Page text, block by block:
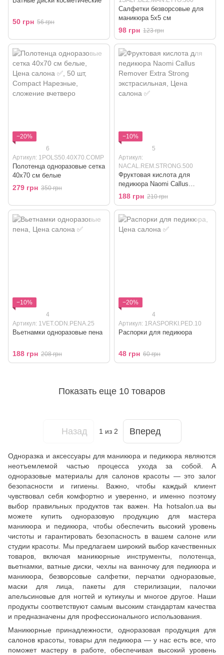
50 грн 56 грн
Салфетки безворсовые для
маникюра 5x5 см
98 грн 123 грн
−20%
6
Артикул: 1POLS50.40X70.COMP
Полотенца одноразовые сетка
40x70 см белые
279 грн 350 грн
−10%
5
Артикул:
NACAL.REM.STRONG.500
Фруктовая кислота для
педикюра Naomi Callus
Remover Extra Strong
экстрасильная
188 грн 210 грн
−10%
4
Артикул: 1VET.ODN.PENA.25
Вьетнамки одноразовые пена
188 грн 208 грн
−20%
4
Артикул: 1RASPORKI.PED.10
Распорки для педикюра
48 грн 60 грн
Показать еще 10 товаров
Назад 1 из 2 Вперед
Одноразка и аксессуары для маникюра и педикюра являются
неотъемлемой частью процесса ухода за собой. А
одноразовые материалы для салонов красоты — это залог
безопасности и гигиены. Важно, чтобы каждый клиент
чувствовал себя комфортно и уверенно, и именно поэтому
выбор правильных продуктов так важен. На hotsalon.ua вы
можете купить одноразовую продукцию для мастера
маникюра и педикюра, чтобы обеспечить высокий уровень
чистоты и гарантировать безопасность в вашем салоне или
студии красоты. Мы предлагаем широкий выбор качественных
товаров, включая маникюрные инструменты, полотенца,
вьетнамки, ватные диски, чехлы на ванночку для педикюра и
маникюра, безворсовые салфетки, перчатки одноразовые,
маски для лица, пакеты для стерилизации, палочки
апельсиновые для ногтей и кутикулы и многое другое. Наши
продукты соответствуют самым высоким стандартам качества
и предназначены для профессионального использования.
Маникюрные принадлежности, одноразовая продукция для
салонов красоты, товары для педикюра — у нас есть все, что
поможет мастеру в работе, обеспечивая высокий уровень